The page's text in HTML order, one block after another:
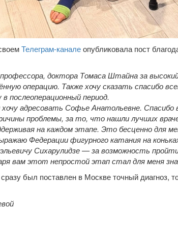
Телеграм-каналеопубликовала пост
доктора Томаса Штайна за
операцию. Также хочу сказать спасибо
послеоперационный период.
адресовать Софье Анатольевне. Спасибо
проблемы, за то, что нашли лучших
на каждом этапе. Это бесценно для
Федерации фигурного катания на
Сихарулидзе — за возможность
вам этот непростой этап стал для меня
был поставлен в Москве точный диагноз,